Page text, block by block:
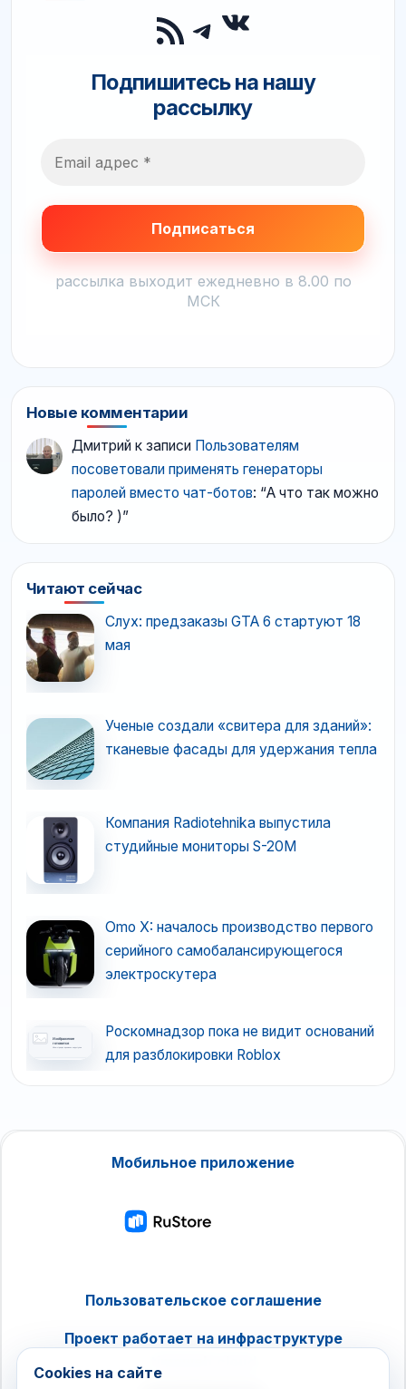
RSS-лента
Telegram
ВКонтакте
Подпишитесь на нашу
рассылку
рассылка выходит ежедневно в 8.00 по
МСК
Новые комментарии
Дмитрий к записи Пользователям
посоветовали применять генераторы
паролей вместо чат-ботов: “А что так можно
было? )”
Читают сейчас
Слух: предзаказы GTA 6 стартуют 18
мая
Ученые создали «свитера для зданий»:
тканевые фасады для удержания тепла
Компания Radiotehnika выпустила
студийные мониторы S-20M
Omo X: началось производство первого
серийного самобалансирующегося
электроскутера
Роскомнадзор пока не видит оснований
для разблокировки Roblox
Мобильное приложение
Пользовательское соглашение
Проект работает на инфраструктуре
Cookies на сайте